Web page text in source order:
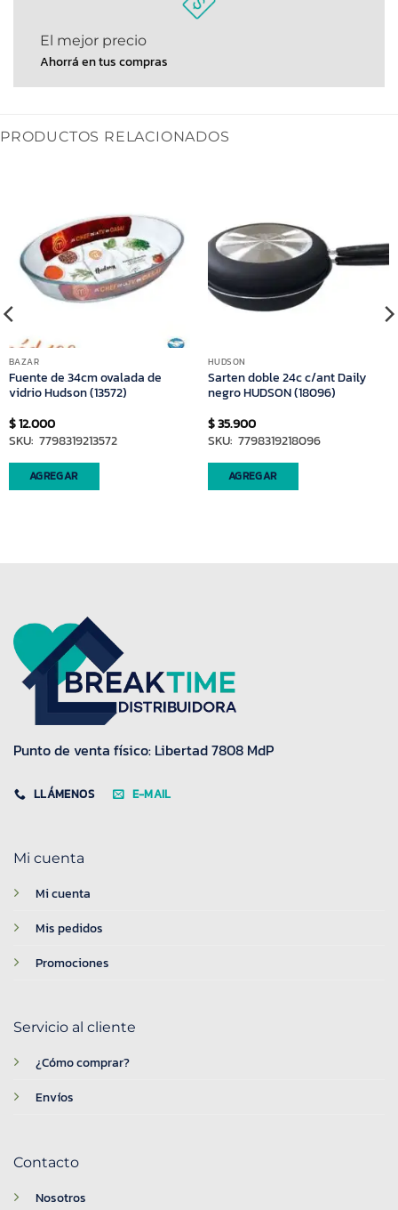
El mejor precio
Ahorrá en tus compras
PRODUCTOS RELACIONADOS
BAZAR
Fuente de 34cm ovalada de
vidrio Hudson (13572)
$12.000
SKU: 7798319213572
AGREGAR
HUDSON
Sarten doble 24c c/ant Daily
negro HUDSON (18096)
$35.900
SKU: 7798319218096
AGREGAR
Punto de venta físico: Libertad 7808 MdP
LLÁMENOS E-MAIL
Mi cuenta
Mi cuenta
Mis pedidos
Promociones
Servicio al cliente
¿Cómo comprar?
Envíos
Contacto
Nosotros